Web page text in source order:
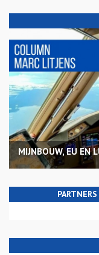
MIJNBOUW, EU EN